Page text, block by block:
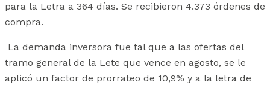
para la Letra a 364 días. Se recibieron 4.373 órdenes de
compra.
La demanda inversora fue tal que a las ofertas del
tramo general de la Lete que vence en agosto, se le
aplicó un factor de prorrateo de 10,9% y a la letra de